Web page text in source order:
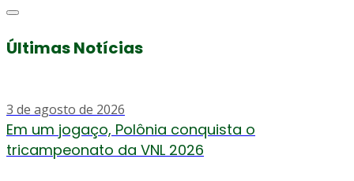
Últimas Notícias
3 de agosto de 2026
Em um jogaço, Polônia conquista o
tricampeonato da VNL 2026